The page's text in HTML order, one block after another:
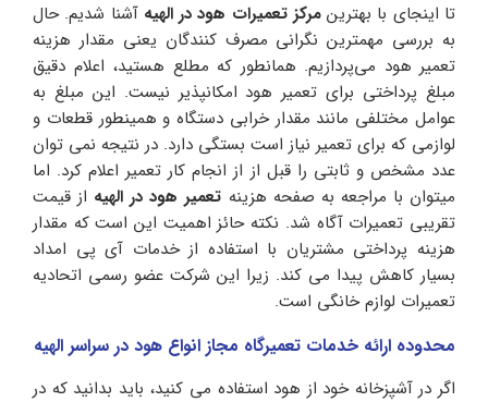
تا اینجای با بهترینمرکز تعمیرات هود در الهیه آشنا شدیم. حال
به بررسی مهمترین نگرانی مصرف کنندگان یعنی مقدار هزینه
تعمیر هود می‌پردازیم. همانطور که مطلع هستید، اعلام دقیق
مبلغ پرداختی برای تعمیر هود امکانپذیر نیست. این مبلغ به
عوامل مختلفی مانند مقدار خرابی دستگاه و همینطور قطعات و
لوازمی که برای تعمیر نیاز است بستگی دارد. در نتیجه نمی توان
عدد مشخص و ثابتی را قبل از از انجام کار تعمیر اعلام کرد. اما
میتوان با مراجعه به صفحه هزینه تعمیر هود در الهیه از قیمت
تقریبی تعمیرات آگاه شد. نکته حائز اهمیت این است که مقدار
هزینه پرداختی مشتریان با استفاده از خدمات آی پی امداد
بسیار کاهش پیدا می کند. زیرا این شرکت عضو رسمی اتحادیه
تعمیرات لوازم خانگی است.
محدوده ارائه خدمات تعمیرگاه مجاز انواع هود در سراسر الهیه
اگر در آشپزخانه خود از هود استفاده می کنید، باید بدانید که در